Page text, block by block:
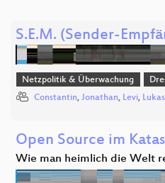
S.E.M. (Sender-
Netzpolitik & Überwachung
Constantin, Jonathan, Levi, Lukas
Open Source im
Wie man heimlich die Welt